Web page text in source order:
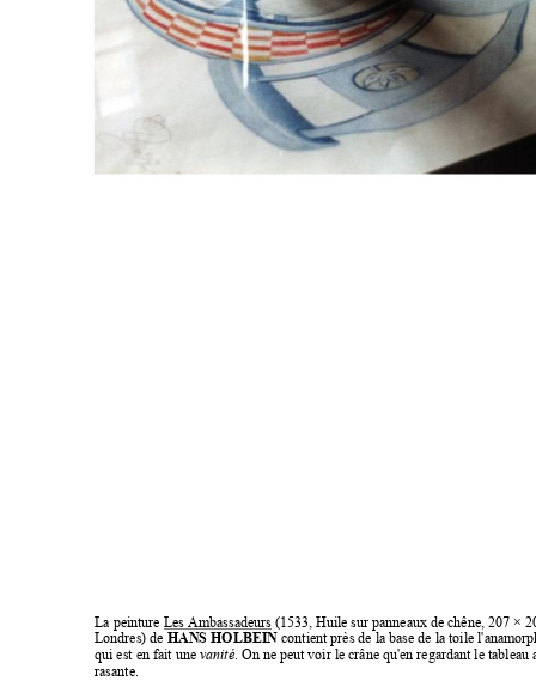
La peinture Les Ambassadeurs (1533, Huile sur panneaux de chêne, 207 ×
Londres) de HANS HOLBEIN contient près de la base de la toile
qui est en fait une vanité. On ne peut voir le crâne qu'en regardant le tableau
rasante.